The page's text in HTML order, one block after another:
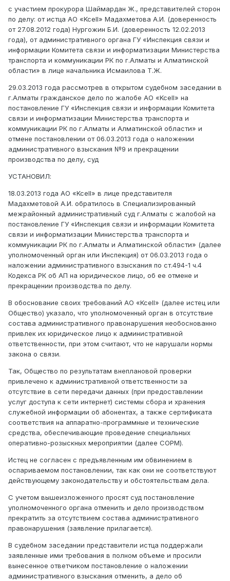
с участием прокурора Шаймардан Ж., представителей сторон
по делу: от истца АО «Kcell» Мадахметова А.И. (доверенность
от 27.08.2012 года) Нургожин Б.И. (доверенность 12.02.2013
года), от административного органа ГУ «Инспекция связи и
информации Комитета связи и информатизации Министерства
транспорта и коммуникации РК по г.Алматы и Алматинской
области» в лице начальника Исмаилова Т.Ж.
29.03.2013 года рассмотрев в открытом судебном заседании в
г.Алматы гражданское дело по жалобе АО «Kcell» на
постановление ГУ «Инспекция связи и информации Комитета
связи и информатизации Министерства транспорта и
коммуникации РК по г.Алматы и Алматинской области» и
отмене постановлении от 06.03.2013 года о наложении
административного взыскания №9 и прекращении
производства по делу, суд
УСТАНОВИЛ:
18.03.2013 года АО «Kcell» в лице представителя
Мадахметовой А.И. обратилось в Специализированный
межрайонный административный суд г.Алматы с жалобой на
постановление ГУ «Инспекция связи и информации Комитета
связи и информатизации Министерства транспорта и
коммуникации РК по г.Алматы и Алматинской области» (далее
уполномоченный орган или Инспекция) от 06.03.2013 года о
наложении административного взыскания по ст.494-1 ч.4
Кодекса РК об АП на юридическое лицо, об ее отмене и
прекращении производства по делу.
В обоснование своих требований АО «Kcell» (далее истец или
Общество) указало, что уполномоченный орган в отсутствие
состава административного правонарушения необоснованно
привлек их юридическое лицо к административной
ответственности, при этом считают, что не нарушали нормы
закона о связи.
Так, Общество по результатам внеплановой проверки
привлечено к административной ответственности за
отсутствие в сети передачи данных (при предоставлении
услуг доступа к сети интернет) системы сбора и хранения
служебной информации об абонентах, а также сертификата
соответствия на аппаратно-программные и технические
средства, обеспечивающие проведение специальных
оперативно-розыскных мероприятии (далее СОРМ).
Истец не согласен с предъявленным им обвинением в
оспариваемом постановлении, так как они не соответствуют
действующему законодательству и обстоятельствам дела.
С учетом вышеизложенного просят суд постановление
уполномоченного органа отменить и дело производством
прекратить за отсутствием состава административного
правонарушения (заявление прилагается).
В судебном заседании представители истца поддержали
заявленные ими требования в полном объеме и просили
вынесенное ответчиком постановление о наложении
административного взыскания отменить, а дело об